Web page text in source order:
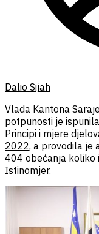
Dalio Sijah
Vlada Kantona
potpunosti je
Principi i mjere
2022, a provodila je
404 obećanja koliko
Istinomjer.